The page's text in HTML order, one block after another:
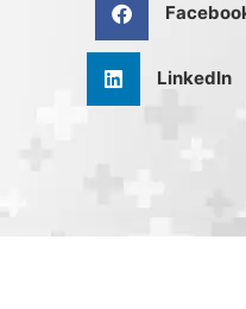
LinkedIn